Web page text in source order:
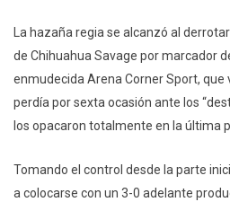
La hazaña regia se alcanzó al
de Chihuahua Savage por marcador
enmudecida Arena Corner Sport, que
perdía por sexta ocasión ante los
los opacaron totalmente en la última
Tomando el control desde la parte
a colocarse con un 3-0 adelante